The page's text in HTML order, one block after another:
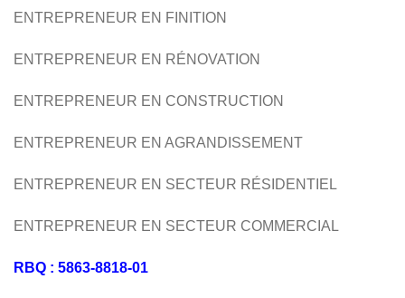
RÉNOVATION FINITION
COMMERCIAL
ENTREPRENEUR EN FINITION
ENTREPRENEUR EN RÉNOVATION
ENTREPRENEUR EN CONSTRUCTION
ENTREPRENEUR EN AGRANDISSEMENT
ENTREPRENEUR EN SECTEUR RÉSIDENTIEL
ENTREPRENEUR EN SECTEUR COMMERCIAL
RBQ : 5863-8818-01